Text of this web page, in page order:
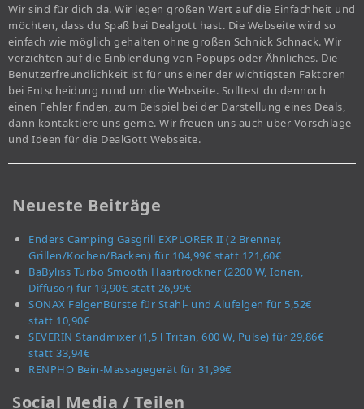
Wir sind für dich da. Wir legen großen Wert auf die Einfachheit und
möchten, dass du Spaß bei Dealgott hast. Die Webseite wird so
einfach wie möglich gehalten ohne großen Schnick Schnack. Wir
verzichten auf die Einblendung von Popups oder Ähnliches. Die
Benutzerfreundlichkeit ist für uns einer der wichtigsten Faktoren
bei Entscheidung rund um die Webseite. Solltest du dennoch
einen Fehler finden, zum Beispiel bei der Darstellung eines Deals,
dann kontaktiere uns gerne. Wir freuen uns auch über Vorschläge
und Ideen für die DealGott Webseite.
Neueste Beiträge
Enders Camping Gasgrill EXPLORER II (2 Brenner,
Grillen/Kochen/Backen) für 104,99€ statt 121,60€
BaByliss Turbo Smooth Haartrockner (2200 W, Ionen,
Diffusor) für 19,90€ statt 26,99€
SONAX FelgenBürste für Stahl- und Alufelgen für 5,52€
statt 10,90€
SEVERIN Standmixer (1,5 l Tritan, 600 W, Pulse) für 29,86€
statt 33,94€
RENPHO Bein-Massagegerät für 31,99€
Social Media / Teilen